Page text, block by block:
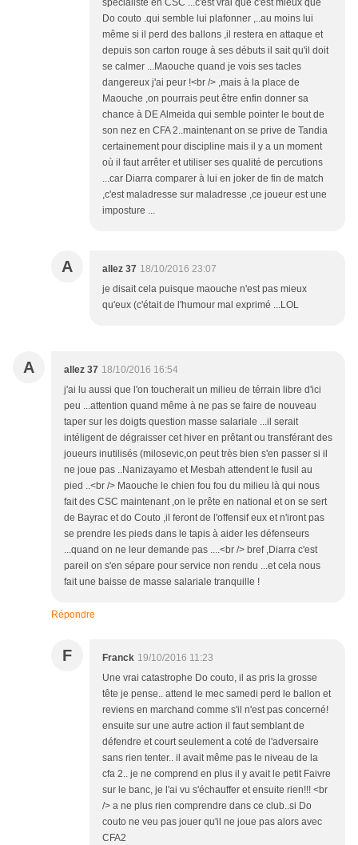
spécialiste en CSC ...c'est vrai que c'est mieux que
Do couto .qui semble lui plafonner ,..au moins lui
même si il perd des ballons ,il restera en attaque et
depuis son carton rouge à ses débuts il sait qu'il doit
se calmer ...Maouche quand je vois ses tacles
dangereux j'ai peur !<br /> ,mais à la place de
Maouche ,on pourrais peut être enfin donner sa
chance à DE Almeida qui semble pointer le bout de
son nez en CFA 2..maintenant on se prive de Tandia
certainement pour discipline mais il y a un moment
où il faut arrêter et utiliser ses qualité de percutions
...car Diarra comparer à lui en joker de fin de match
,c'est maladresse sur maladresse ,ce joueur est une
imposture ...
A allez 37 18/10/2016 23:07
je disait cela puisque maouche n'est pas mieux
qu'eux (c'était de l'humour mal exprimé ...LOL
A allez 37 18/10/2016 16:54
j'ai lu aussi que l'on toucherait un milieu de térrain libre d'ici
peu ...attention quand même à ne pas se faire de nouveau
taper sur les doigts question masse salariale ...il serait
intéligent de dégraisser cet hiver en prêtant ou transférant des
joueurs inutilisés (milosevic,on peut très bien s'en passer si il
ne joue pas ..Nanizayamo et Mesbah attendent le fusil au
pied ..<br /> Maouche le chien fou fou du milieu là qui nous
fait des CSC maintenant ,on le prête en national et on se sert
de Bayrac et do Couto ,il feront de l'offensif eux et n'iront pas
se prendre les pieds dans le tapis à aider les défenseurs
...quand on ne leur demande pas ....<br /> bref ,Diarra c'est
pareil on s'en sépare pour service non rendu ...et cela nous
fait une baisse de masse salariale tranquille !
Répondre
F Franck 19/10/2016 11:23
Une vrai catastrophe Do couto, il as pris la grosse
tête je pense.. attend le mec samedi perd le ballon et
reviens en marchand comme s'il n'est pas concerné!
ensuite sur une autre action il faut semblant de
défendre et court seulement a coté de l'adversaire
sans rien tenter.. il avait même pas le niveau de la
cfa 2.. je ne comprend en plus il y avait le petit Faivre
sur le banc, je l'ai vu s'échauffer et ensuite rien!!! <br
/> a ne plus rien comprendre dans ce club..si Do
couto ne veu pas jouer qu'il ne joue pas alors avec
CFA2